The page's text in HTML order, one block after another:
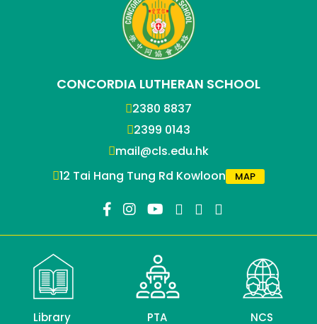
CONCORDIA LUTHERAN SCHOOL
2380 8837
2399 0143
mail@cls.edu.hk
12 Tai Hang Tung Rd Kowloon
MAP
Library PTA NCS